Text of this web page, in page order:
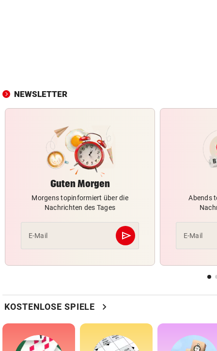
NEWSLETTER
Guten Morgen
Morgens topinformiert über die
Nachrichten des Tages
E-Mail send
Abschicken
Abends
E-Mail
KOSTENLOSE SPIELE chevron_right